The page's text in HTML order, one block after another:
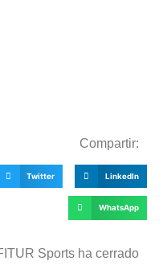
Compartir:
Twitter LinkedIn
WhatsApp
Sports ha cerrado